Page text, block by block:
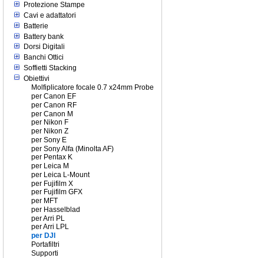
Protezione Stampe
Cavi e adattatori
Batterie
Battery bank
Dorsi Digitali
Banchi Ottici
Soffietti Stacking
Obiettivi
Molfiplicatore focale 0.7 x24mm Probe
per Canon EF
per Canon RF
per Canon M
per Nikon F
per Nikon Z
per Sony E
per Sony Alfa (Minolta AF)
per Pentax K
per Leica M
per Leica L-Mount
per Fujifilm X
per Fujifilm GFX
per MFT
per Hasselblad
per Arri PL
per Arri LPL
per DJI
Portafiltri
Supporti